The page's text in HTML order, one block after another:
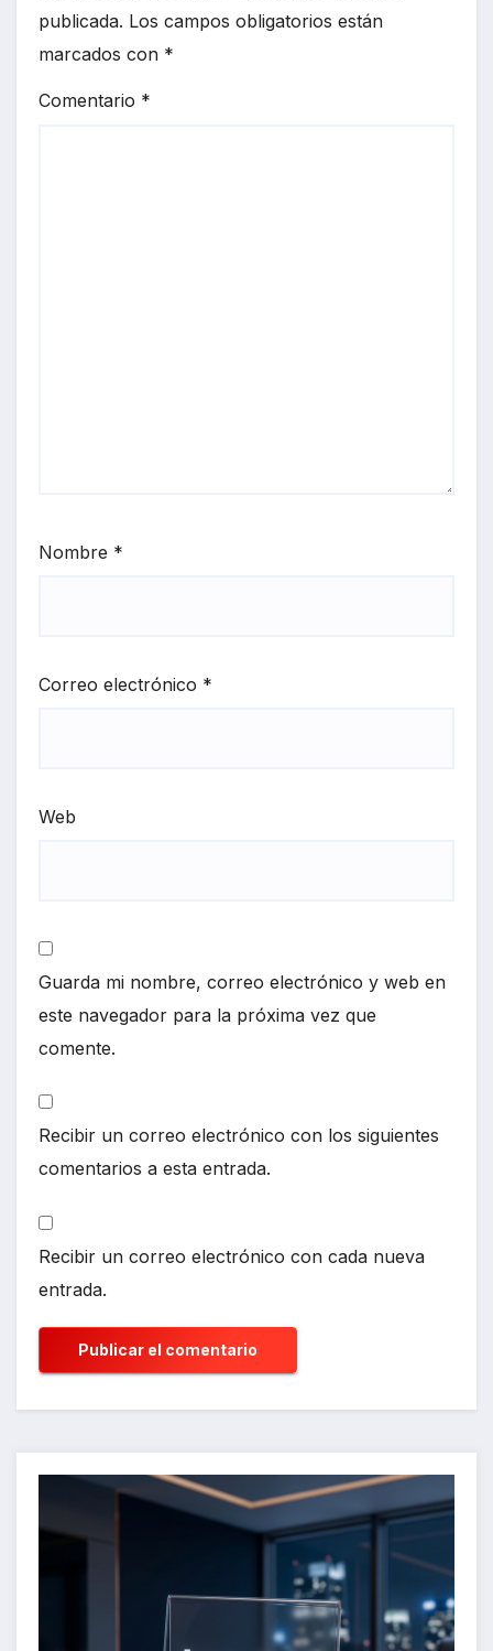
publicada. Los campos obligatorios están
marcados con *
Comentario *
Nombre *
Correo electrónico *
Web
Guarda mi nombre, correo electrónico y web en
este navegador para la próxima vez que
comente.
Recibir un correo electrónico con los siguientes
comentarios a esta entrada.
Recibir un correo electrónico con cada nueva
entrada.